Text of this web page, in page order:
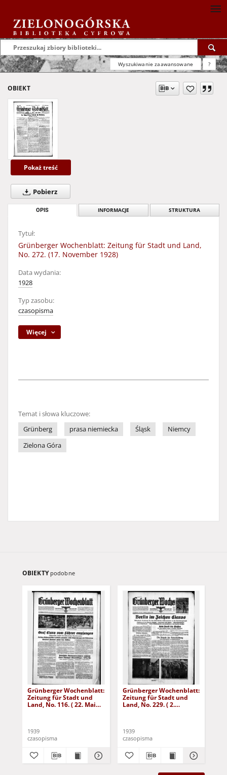
Wyszukiwanie zaawansowane ?
OBIEKT
Pokaż treść
Pobierz
OPIS INFORMACJE STRUKTURA
Tytuł:
Grünberger Wochenblatt: Zeitung für Stadt und Land,
No. 272. (17. November 1928)
Data wydania:
1928
Typ zasobu:
czasopisma
Więcej
Temat i słowa kluczowe:
Grünberg
prasa niemiecka Śląsk
Niemcy
Zielona Góra
OBIEKTY podobne
Grünberger Wochenblatt:
Zeitung für Stadt und
Land, No. 116. ( 22. Mai
1939
czasopisma
Grünberger Wochenblatt:
Zeitung für Stadt und
Land, No. 229. ( 2.
1939
czasopisma